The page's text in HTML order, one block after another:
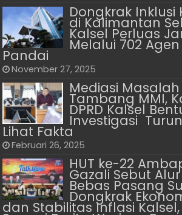
Dongkrak Inklusi
di Kalimantan
Kalsel Perluas
Melalui 702 Agen
Pandai
November 27, 2025
Mediasi
Tambang MMI,
DPRD Kalsel
Investigasi
Lihat Fakta
Februari 26, 2025
HUT ke-22
Gazali Sebut
Bebas Pasang
Dongkrak
dan Stabilitas Inflasi